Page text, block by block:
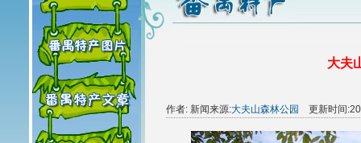
大夫
作者: 新闻来源:大夫山森林公园 更新时间